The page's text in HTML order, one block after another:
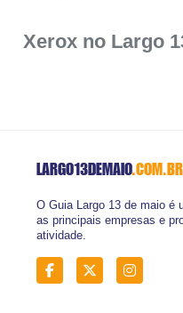
Xerox no Largo
LARGO13DEMAIO.COM.BR
O Guia Largo 13 de maio é
as principais empresas e
atividade.